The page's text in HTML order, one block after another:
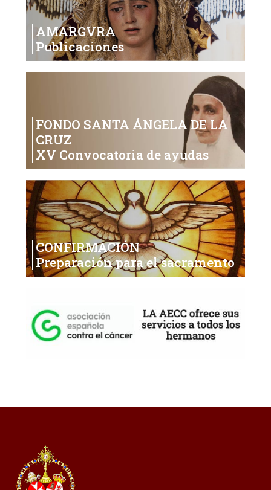
AMARGVRA
Publicaciones
FONDO SANTA ÁNGELA DE LA
CRUZ
XV Convocatoria de ayudas
CONFIRMACIÓN
Preparación para el sacramento